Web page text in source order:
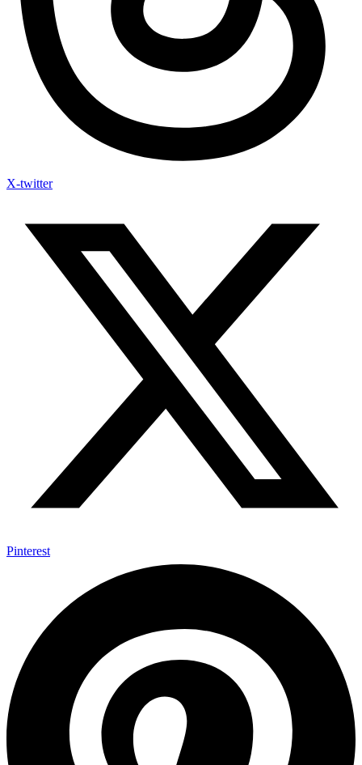
X-twitter
Pinterest